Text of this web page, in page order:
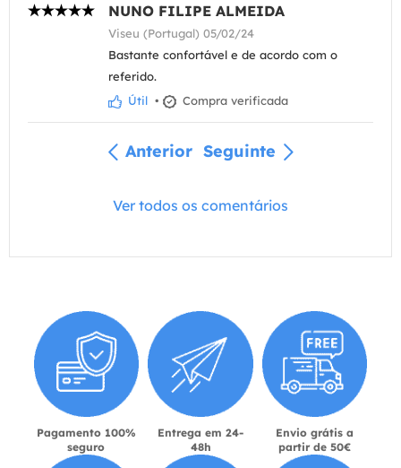
NUNO FILIPE ALMEIDA
Viseu (Portugal) 05/02/24
Bastante confortável e de acordo com o
referido.
Útil • Compra verificada
Anterior Seguinte
Ver todos os comentários
Pagamento 100%
seguro
Entrega em 24-
48h
Envio grátis a
partir de 50€